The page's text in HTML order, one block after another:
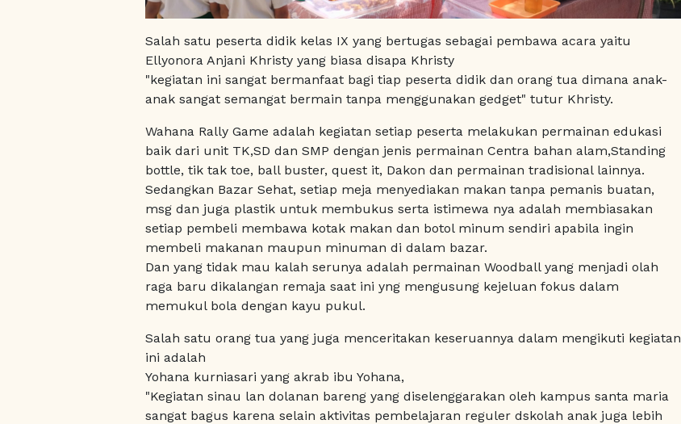
Salah satu peserta didik kelas IX yang bertugas sebagai pembawa acara yaitu
Ellyonora Anjani Khristy yang biasa disapa Khristy
"kegiatan ini sangat bermanfaat bagi tiap peserta didik dan orang tua dimana anak-
anak sangat semangat bermain tanpa menggunakan gedget" tutur Khristy.
Wahana Rally Game adalah kegiatan setiap peserta melakukan permainan edukasi
baik dari unit TK,SD dan SMP dengan jenis permainan Centra bahan alam,Standing
bottle, tik tak toe, ball buster, quest it, Dakon dan permainan tradisional lainnya.
Sedangkan Bazar Sehat, setiap meja menyediakan makan tanpa pemanis buatan,
msg dan juga plastik untuk membukus serta istimewa nya adalah membiasakan
setiap pembeli membawa kotak makan dan botol minum sendiri apabila ingin
membeli makanan maupun minuman di dalam bazar.
Dan yang tidak mau kalah serunya adalah permainan Woodball yang menjadi olah
raga baru dikalangan remaja saat ini yng mengusung kejeluan fokus dalam
memukul bola dengan kayu pukul.
Salah satu orang tua yang juga menceritakan keseruannya dalam mengikuti kegiatan
ini adalah
Yohana kurniasari yang akrab ibu Yohana,
"Kegiatan sinau lan dolanan bareng yang diselenggarakan oleh kampus santa maria
sangat bagus karena selain aktivitas pembelajaran reguler dskolah anak juga lebih